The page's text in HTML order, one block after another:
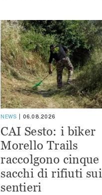
NEWS 06.08.2026
CAI Sesto: i biker
Morello Trails
raccolgono cinque
sacchi di rifiuti sui
sentieri